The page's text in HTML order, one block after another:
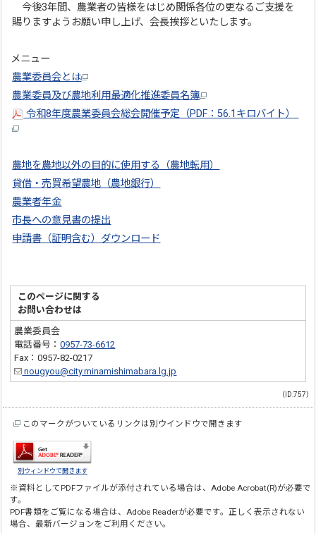
今後3年間、農業者の皆様をはじめ関係各位の更なるご支援を
賜りますようお願い申し上げ、会長挨拶といたします。
メニュー
農業委員会とは
農業委員及び農地利用最適化推進委員名簿
令和8年度農業委員会総会開催予定（PDF：56.1キロバイト）
農地を農地以外の目的に使用する（農地転用）
貸借・売買希望農地（農地銀行）
農業者年金
市長への意見書の提出
申請書（証明含む）ダウンロード
このページに関する
お問い合わせは
農業委員会
電話番号：0957-73-6612
Fax：0957-82-0217
nougyou@city.minamishimabara.lg.jp
（ID:757）
このマークがついているリンクは別ウインドウで開きます
別ウィンドウで開きます
※資料としてPDFファイルが添付されている場合は、Adobe Acrobat(R)が必要で
す。
PDF書類をご覧になる場合は、Adobe Readerが必要です。正しく表示されない
場合、最新バージョンをご利用ください。